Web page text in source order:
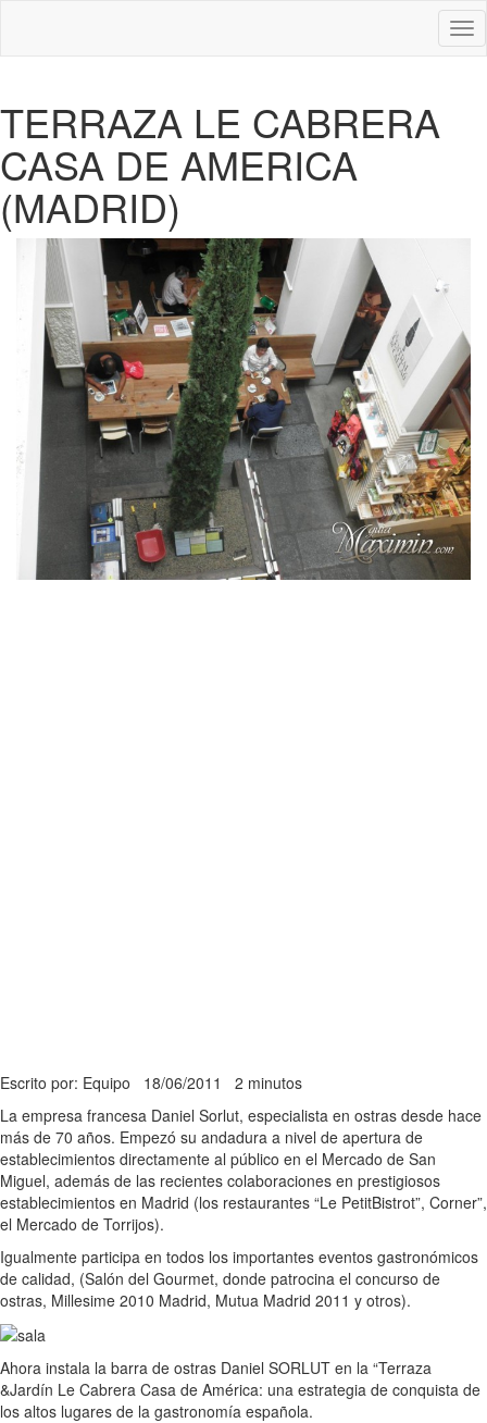
TERRAZA LE CABRERA
CASA DE AMERICA
(MADRID)
Escrito por: Equipo 18/06/2011 2 minutos
La empresa francesa Daniel Sorlut, especialista en ostras desde hace
más de 70 años. Empezó su andadura a nivel de apertura de
establecimientos directamente al público en el Mercado de San
Miguel, además de las recientes colaboraciones en prestigiosos
establecimientos en Madrid (los restaurantes “Le PetitBistrot”, Corner”,
el Mercado de Torrijos).
Igualmente participa en todos los importantes eventos gastronómicos
de calidad, (Salón del Gourmet, donde patrocina el concurso de
ostras, Millesime 2010 Madrid, Mutua Madrid 2011 y otros).
Ahora instala la barra de ostras Daniel SORLUT en la “Terraza
&Jardín Le Cabrera Casa de América: una estrategia de conquista de
los altos lugares de la gastronomía española.